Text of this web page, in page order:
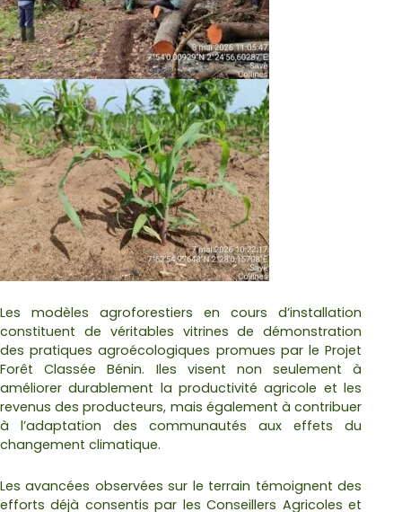
Les modèles agroforestiers en cours d’installation
constituent de véritables vitrines de démonstration
des pratiques agroécologiques promues par le Projet
Forêt Classée Bénin. Iles visent non seulement à
améliorer durablement la productivité agricole et les
revenus des producteurs, mais également à contribuer
à l’adaptation des communautés aux effets du
changement climatique.
Les avancées observées sur le terrain témoignent des
efforts déjà consentis par les Conseillers Agricoles et